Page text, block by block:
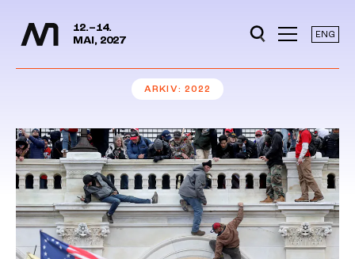
Hopp til hovedinnhold
12.–14.
MAI, 2027
ENG
ARKIV 2022